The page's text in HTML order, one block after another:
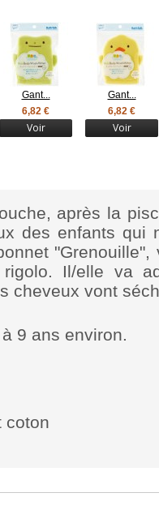
Gant...
6,82 €
Voir
Gant...
6,82 €
Voir
après la
des enfants qui
Il/elle va
cheveux vont
9 ans environ.
coton